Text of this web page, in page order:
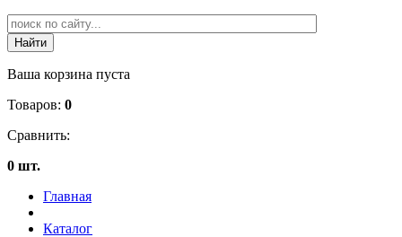
Ваша корзина пуста
Товаров: 0
Сравнить:
0 шт.
Главная
Каталог